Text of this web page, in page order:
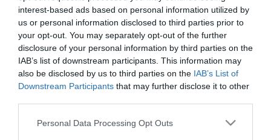
interest-based ads based on personal information utilized by
us or personal information disclosed to third parties prior to
your opt-out. You may separately opt-out of the further
disclosure of your personal information by third parties on the
IAB’s list of downstream participants. This information may
also be disclosed by us to third parties on the IAB’s List of
Downstream Participants that may further disclose it to other
Please note that this website/app uses one or more Google
Personal Data Processing Opt Outs
Το Iatronet.gr είναι το μεγαλύτερο ελληνικό portal
με θέματα υγείας, προληπτικής ιατρικής,
διατροφής, φυσικής κατάστασης και αισθητικής,
και έχει σχεδιαστεί για να δίνει γρήγορα, εύκολα
και πάνω απ’ όλα υπεύθυνα πληροφορίες που
Ο μεγάλος αριθμός των συνεργαζόμενων